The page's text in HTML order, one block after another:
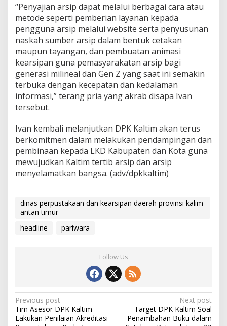
“Penyajian arsip dapat melalui berbagai cara atau
metode seperti pemberian layanan kepada
pengguna arsip melalui website serta penyusunan
naskah sumber arsip dalam bentuk cetakan
maupun tayangan, dan pembuatan animasi
kearsipan guna pemasyarakatan arsip bagi
generasi milineal dan Gen Z yang saat ini semakin
terbuka dengan kecepatan dan kedalaman
informasi,” terang pria yang akrab disapa Ivan
tersebut.
Ivan kembali melanjutkan DPK Kaltim akan terus
berkomitmen dalam melakukan pendampingan dan
pembinaan kepada LKD Kabupaten dan Kota guna
mewujudkan Kaltim tertib arsip dan arsip
menyelamatkan bangsa. (adv/dpkkaltim)
dinas perpustakaan dan kearsipan daerah provinsi kalim
antan timur
headline
pariwara
Follow Us
P
o
Previous post
Tim Asesor DPK Kaltim
Lakukan Penilaian Akreditasi
Next post
Target DPK Kaltim Soal
Penambahan Buku dalam